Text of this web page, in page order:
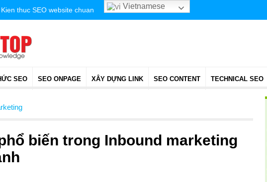
thuc SEO website chuan Vietnamese
SEO SEO ONPAGE XÂY DỰNG LINK SEO CONTENT TECHNICAL SEO
biến trong Inbound marketing